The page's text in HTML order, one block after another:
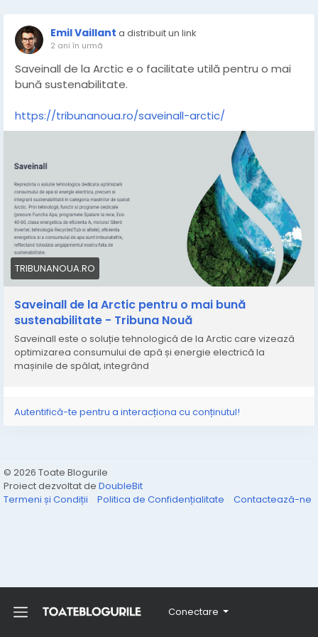
Conectare
Emil Vaillant a distribuit un link
2 ani în urmă
Saveinall de la Arctic e o facilitate utilă pentru o mai
bună sustenabilitate.
https://tribunanoua.ro/saveinall-arctic/
TRIBUNANOUA.RO
Saveinall de la Arctic pentru o mai bună
sustenabilitate - Tribuna Nouă
Saveinall este o soluție tehnologică de la Arctic care vizează
optimizarea consumului de apă și energie electrică la
mașinile de spălat, integrând
Autentifică-te pentru a interacționa cu conținutul!
© 2026 Toate Blogurile
Proiect dezvoltat de DoubleBit
Termeni și Condiții
Politica de Confidențialitate Contactează-ne